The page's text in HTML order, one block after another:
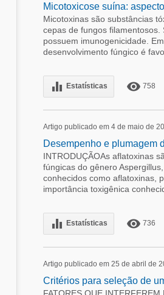
Micotoxicose suína:
Micotoxinas são substâncias
cepas de fungos
possuem imunogenicidade.
desenvolvimento fúngico é
equalizer Estatísticas remove_red_eye 758
Artigo publicado em 4 de maio de
Desempenho e plumagem
INTRODUÇÃOAs aflatoxinas
fúngicas do gênero
conhecidos como aflatoxinas,
importância toxigênica
equalizer Estatísticas remove_red_eye 736
Artigo publicado em 25 de abril de
Critérios para seleção de
FATORES QUE